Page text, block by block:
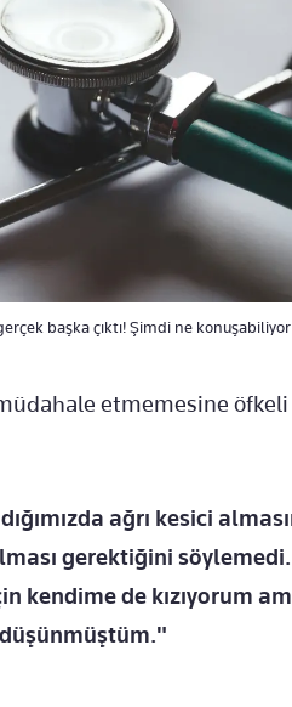
gerçek başka çıktı! Şimdi ne
etmemesine
ağrı kesici
gerektiğini
kendime de kızıyorum